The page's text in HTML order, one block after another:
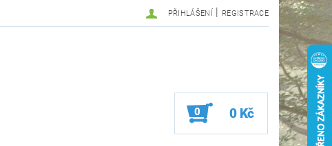
PŘIHLÁŠENÍ | REGISTRACE
0 0 Kč